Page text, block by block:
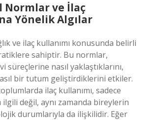
Normlar ve İlaç
Yönelik Algılar
ve ilaç kullanımı konusunda belirli
sahiptir. Bu normlar,
süreçlerine nasıl yaklaştıklarını,
bir tutum geliştirdiklerini etkiler.
ilaç kullanımı, sadece
ilgili değil, aynı zamanda bireylerin
durumlarıyla da ilişkilidir. Eğer